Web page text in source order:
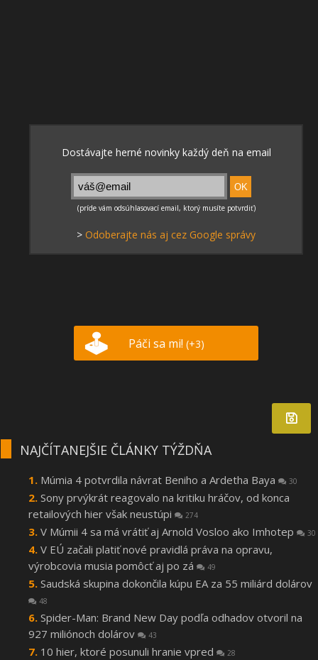
> Odoberajte nás aj cez Google správy
Páči sa mi! (+3)
NAJČÍTANEJŠIE ČLÁNKY TÝŽDŇA
Múmia 4 potvrdila návrat Beniho a Ardetha Baya 30
Sony prvýkrát reagovalo na kritiku hráčov, od konca
retailových hier však neustúpi
274
V Múmii 4 sa má vrátiť aj Arnold Vosloo ako Imhotep 30
V EÚ začali platiť nové pravidlá práva na opravu,
výrobcovia musia pomôcť aj po zá
49
Saudská skupina dokončila kúpu EA za 55 miliárd dolárov
48
Spider-Man: Brand New Day podľa odhadov otvoril na
927 miliónoch dolárov
43
10 hier, ktoré posunuli hranie vpred 28